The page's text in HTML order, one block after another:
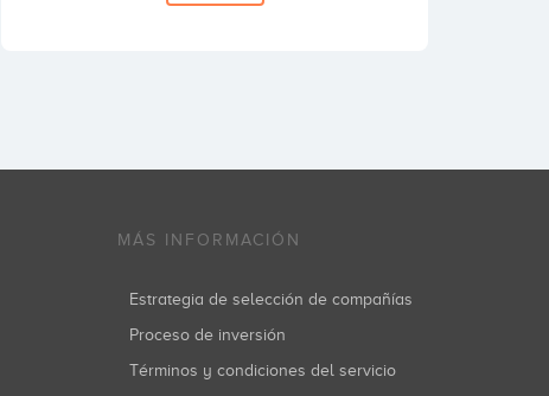
MÁS INFORMACIÓN
Estrategia de selección de compañías
Proceso de inversión
Términos y condiciones del servicio